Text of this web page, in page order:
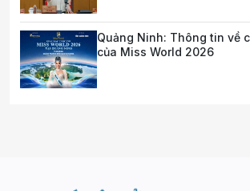
Quảng Ninh: Thông tin về
của Miss World 2026